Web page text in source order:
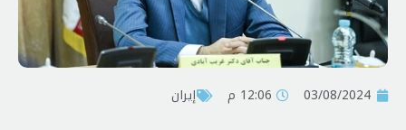
03/08/2024 12:06 م إيران